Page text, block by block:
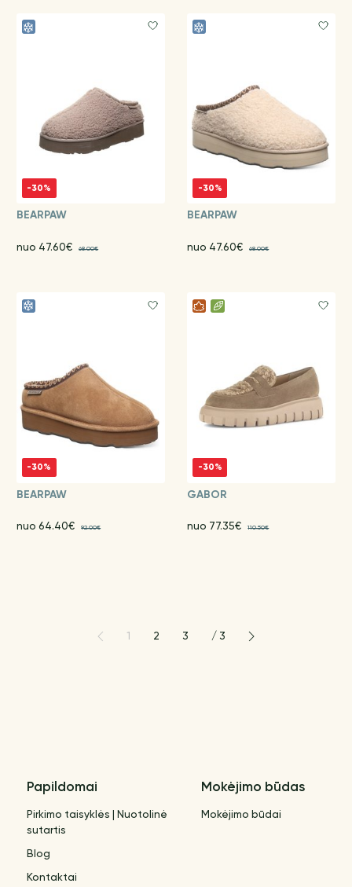
-30%
BEARPAW
nuo 47.60€ 68.00€
-30%
BEARPAW
nuo 47.60€ 68.00€
-30%
BEARPAW
nuo 64.40€ 92.00€
-30%
GABOR
nuo 77.35€ 110.50€
1 2 3 / 3
Papildomai
Pirkimo taisyklės | Nuotolinė
sutartis
Blog
Kontaktai
Mokėjimo būdas
Mokėjimo būdai